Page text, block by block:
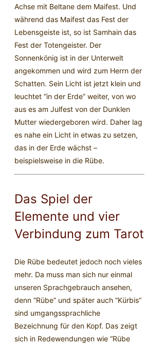
Achse mit Beltane dem Maifest. Und
während das Maifest das Fest der
Lebensgeiste ist, so ist Samhain das
Fest der Totengeister. Der
Sonnenkönig ist in der Unterwelt
angekommen und wird zum Herrn der
Schatten. Sein Licht ist jetzt klein und
leuchtet “in der Erde” weiter, von wo
aus es am Julfest von der Dunklen
Mutter wiedergeboren wird. Daher lag
es nahe ein Licht in etwas zu setzen,
das in der Erde wächst –
beispielsweise in die Rübe.
Das Spiel der
Elemente und vier
Verbindung zum Tarot
Die Rübe bedeutet jedoch noch vieles
mehr. Da muss man sich nur einmal
unseren Sprachgebrauch ansehen,
denn “Rübe” und später auch “Kürbis”
sind umgangssprachliche
Bezeichnung für den Kopf. Das zeigt
sich in Redewendungen wie “Rübe